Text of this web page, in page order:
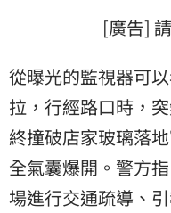
[廣告]
從曝光的監視器可
拉，行經路口時，
終撞破店家玻璃落
全氣囊爆開。警方
場進行交通疏導、